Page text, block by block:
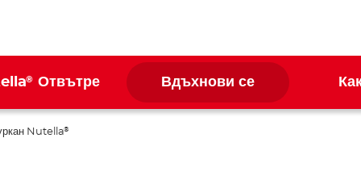
® Отвътре Вдъхнови се
Nutella®